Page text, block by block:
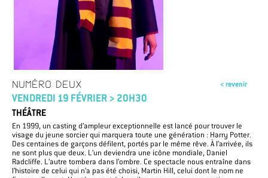
< revenir
NUMÉRO DEUX
VENDREDI 19 FÉVRIER > 20H30
THÉÂTRE
En 1999, un casting d’ampleur exceptionnelle est lancé pour trouver le
visage du jeune sorcier qui marquera toute une génération : Harry Potter.
Des centaines de garçons défilent, portés par le même rêve. À l’arrivée, ils
ne sont plus que deux. L’un deviendra une icône mondiale, Daniel
Radcliffe. L’autre tombera dans l’ombre. Ce spectacle nous entraîne dans
l’histoire de celui qui n’a pas été choisi, Martin Hill, celui dont le nom ne